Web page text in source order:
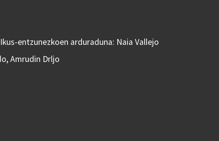
entzunezkoen arduraduna: Naia Vallejo
Amrudin Drljo